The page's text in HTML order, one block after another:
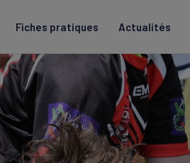
Fiches pratiques Actualités